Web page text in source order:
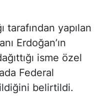
tarafından yapılan
Erdoğan’ın
isme özel
Federal
belirtildi.